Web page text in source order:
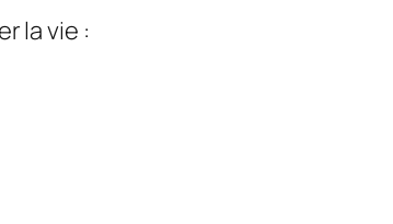
la vie :